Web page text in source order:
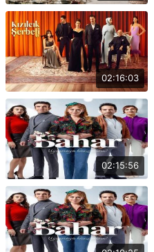
02:16:03
02:15:56